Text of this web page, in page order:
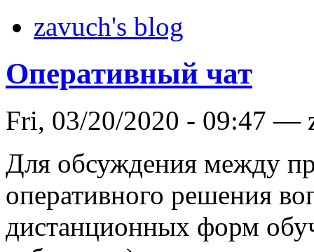
zavuch's blog
Оперативный чат
Fri, 03/20/2020 - 09:47 —
Для обсуждения между
оперативного решения
дистанционных форм